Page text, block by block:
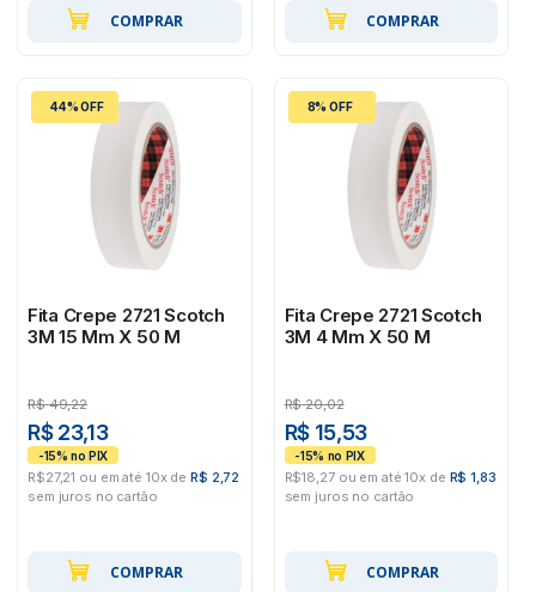
COMPRAR COMPRAR
44% OFF
Fita Crepe 2721 Scotch
3M 15 Mm X 50 M
R$ 49,22
R$ 23,13
R$27,21 ou em até 10x de R$ 2,72
sem juros no cartão
COMPRAR
8% OFF
Fita Crepe 2721 Scotch
3M 4 Mm X 50 M
R$ 20,02
R$ 15,53
R$18,27 ou em até 10x de R$ 1,83
sem juros no cartão
COMPRAR